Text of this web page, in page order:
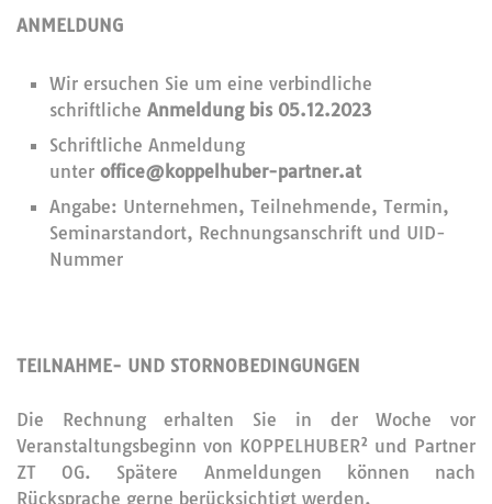
ANMELDUNG
Wir ersuchen Sie um eine verbindliche
schriftliche Anmeldung bis 05.12.2023
Schriftliche Anmeldung
unter office@koppelhuber-partner.at
Angabe: Unternehmen, Teilnehmende, Termin,
Seminarstandort, Rechnungsanschrift und UID-
Nummer
TEILNAHME- UND STORNOBEDINGUNGEN
Die Rechnung erhalten Sie in der Woche vor
Veranstaltungsbeginn von KOPPELHUBER² und Partner
ZT OG. Spätere Anmeldungen können nach
Rücksprache gerne berücksichtigt werden.